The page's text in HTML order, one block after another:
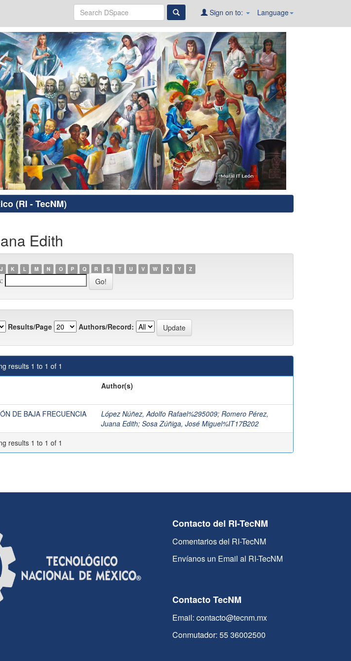
Language
Sign on to:
(RI - TecNM)
Edith
J K L M N O P Q R S T U V W X Y Z
Results/Page Authors/Record:
results 1 to 1 of 1
Author(s)
DE BAJA FRECUENCIA López Núñez, Adolfo Rafael%295009; Romero Pérez,
Juana Edith; Sosa Zúñiga, José Miguel%IT17B202
results 1 to 1 of 1
Contacto del RI-TecNM
Comentarios del RI-TecNM
Envíanos un Email al RI-TecNM
Contacto TecNM
Email: contacto@tecnm.mx
Conmutador: 55 36002500